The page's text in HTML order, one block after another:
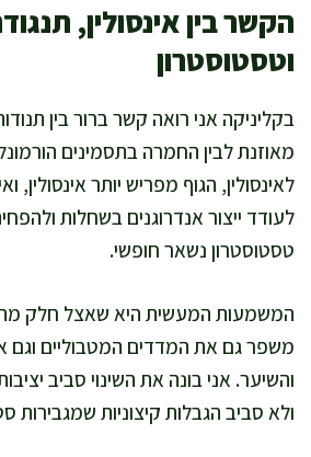
הקשר בין אינסולין,
וטסטוסטרון
בקליניקה אני רואה קשר ברור בין
מאוזנת לבין החמרה בתסמינים
לאינסולין, הגוף מפריש יותר אינסולין,
טסטוסטרון נשאר חופשי.
המשמעות המעשית היא שאצל חלק
משפר גם את המדדים המטבוליים וגם
והשיער. אני בונה את השינוי סביב
ולא סביב הגבלות קיצוניות שמגבירות